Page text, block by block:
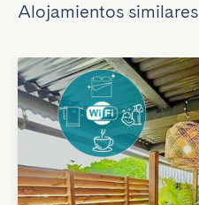
Alojamientos similares